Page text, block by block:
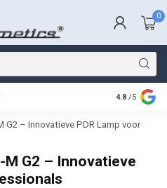
0
Snelle
4.8 /5
G2 – Innovatieve PDR Lamp voor
G2 – Innovatieve